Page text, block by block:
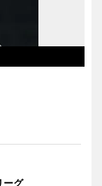
ーグ